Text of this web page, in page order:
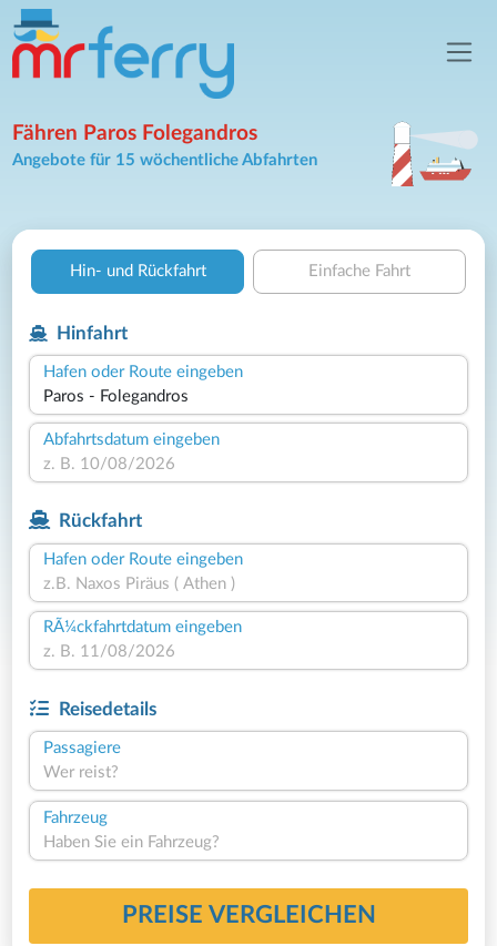
Fähren Paros Folegandros
Angebote für 15 wöchentliche Abfahrten
Hin- und Rückfahrt Einfache Fahrt
Hinfahrt
Hafen oder Route eingeben
Abfahrtsdatum eingeben
Rückfahrt
Hafen oder Route eingeben
RÃ¼ckfahrtdatum eingeben
Reisedetails
Passagiere
Wer reist?
Fahrzeug
Haben Sie ein Fahrzeug?
PREISE VERGLEICHEN